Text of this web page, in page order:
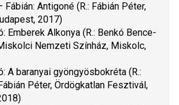
Fábián: Antigoné (R.: Fábián Péter,
2017)
Emberek Alkonya (R.: Benkó Bence-
Nemzeti Színház, Miskolc,
A baranyai gyöngyösbokréta (R.:
Péter, Ördögkatlan Fesztivál,